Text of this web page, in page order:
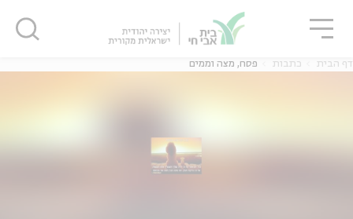
אנגלית
דף הבית כתבות פסח, מצה וממים
סגור